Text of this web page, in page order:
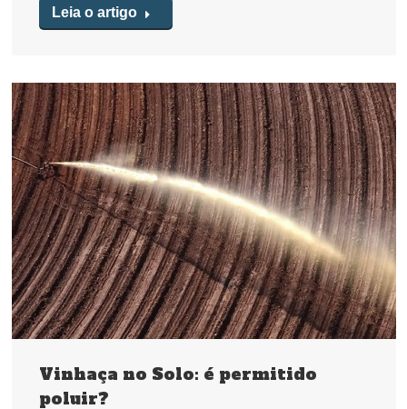
Leia o artigo
Vinhaça no Solo: é permitido
poluir?